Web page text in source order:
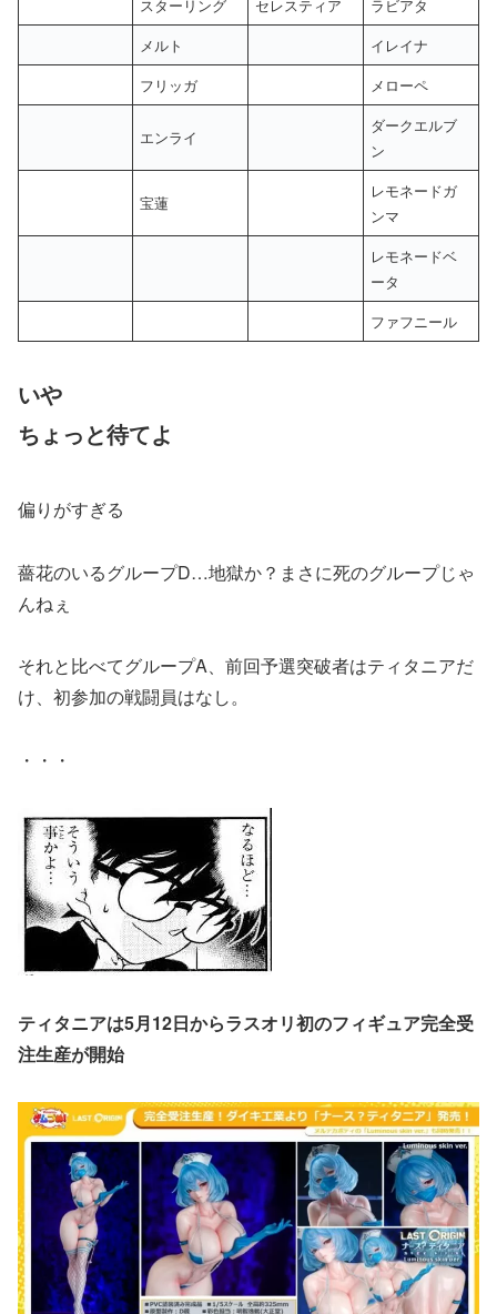
スターリング セレスティア
ラビアタ
メルト
イレイナ
フリッガ
メローペ
エンライ
ダークエルブ
ン
宝蓮
レモネードガ
ンマ
レモネードベ
ータ
ファフニール
いや
ちょっと待てよ
偏りがすぎる
薔花のいるグループD…地獄か？まさに死のグループじゃ
んねぇ
それと比べてグループA、前回予選突破者はティタニアだ
け、初参加の戦闘員はなし。
・・・
ティタニアは5月12日からラスオリ初のフィギュア完全受
注生産が開始